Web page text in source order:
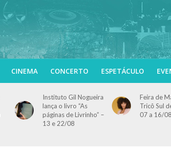
CINEMA CONCERTO ESPETÁCULO
Instituto Gil Nogueira
lança o livro “As
páginas de Livrinho” –
13 e 22/08
Feira de
Tricô Sul
07 a 16/08